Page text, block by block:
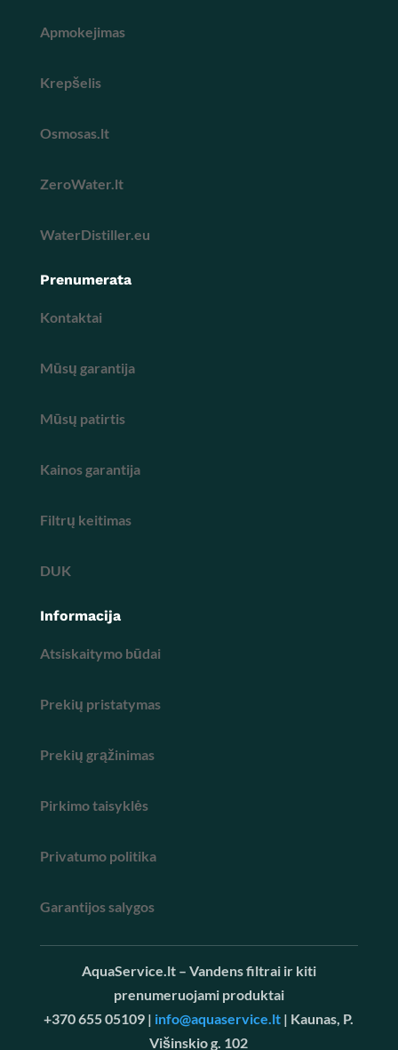
Apmokejimas
Krepšelis
Osmosas.lt
ZeroWater.lt
WaterDistiller.eu
Prenumerata
Kontaktai
Mūsų garantija
Mūsų patirtis
Kainos garantija
Filtrų keitimas
DUK
Informacija
Atsiskaitymo būdai
Prekių pristatymas
Prekių grąžinimas
Pirkimo taisyklės
Privatumo politika
Garantijos salygos
AquaService.lt – Vandens filtrai ir kiti
prenumeruojami produktai
+370 655 05109 | info@aquaservice.lt | Kaunas, P.
Višinskio g. 102